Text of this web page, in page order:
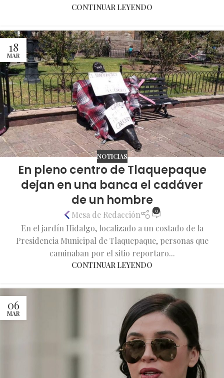
CONTINUAR LEYENDO
18
MAR
NOTICIAS
En pleno centro de Tlaquepaque
dejan en una banca el cadáver
de un hombre
Mesa de Redacción 0
En el jardín Hidalgo, localizado a un costado de la
Presidencia Municipal de Tlaquepaque, personas que
caminaban por el sitio reportaro...
CONTINUAR LEYENDO
06
MAR